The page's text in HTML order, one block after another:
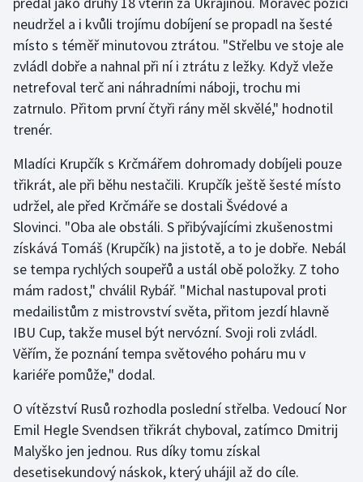
Házená
Jezdectví
Judo
Lezení
Lyže a snowboard
Moderní pětiboj
Motorsport
Olympijské hry
Parasport
Plavání
Plážový volejbal
neudržel a i kvůli trojímu dobíjení se propadl na šesté
místo s téměř minutovou ztrátou. "Střelbu ve stoje ale
zvládl dobře a nahnal při ní i ztrátu z ležky. Když vleže
netrefoval terč ani náhradními náboji, trochu mi
zatrnulo. Přitom první čtyři rány měl skvělé," hodnotil
trenér.
Mladíci Krupčík s Krčmářem dohromady dobíjeli pouze
třikrát, ale při běhu nestačili. Krupčík ještě šesté místo
udržel, ale před Krčmáře se dostali Švédové a
Slovinci. "Oba ale obstáli. S přibývajícími zkušenostmi
získává Tomáš (Krupčík) na jistotě, a to je dobře. Nebál
se tempa rychlých soupeřů a ustál obě položky. Z toho
mám radost," chválil Rybář. "Michal nastupoval proti
medailistům z mistrovství světa, přitom jezdí hlavně
IBU Cup, takže musel být nervózní. Svoji roli zvládl.
Věřím, že poznání tempa světového poháru mu v
kariéře pomůže," dodal.
O vítězství Rusů rozhodla poslední střelba. Vedoucí Nor
Emil Hegle Svendsen třikrát chyboval, zatímco Dmitrij
Malyško jen jednou. Rus díky tomu získal
desetisekundový náskok, který uhájil až do cíle.